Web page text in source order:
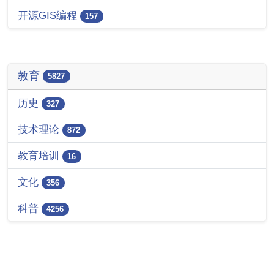
开源GIS编程 157
教育 5827
历史 327
技术理论 872
教育培训 16
文化 356
科普 4256